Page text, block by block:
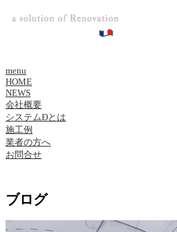
menu
HOME
NEWS
会社概要
システムÐとは
施工例
業者の方へ
お問合せ
ブログ